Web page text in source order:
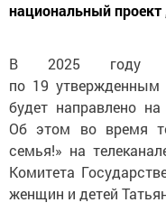
национальный проект
В 2025 году
по 19
будет направлено
Об этом во время
семья!» на
Комитета
женщин и детей